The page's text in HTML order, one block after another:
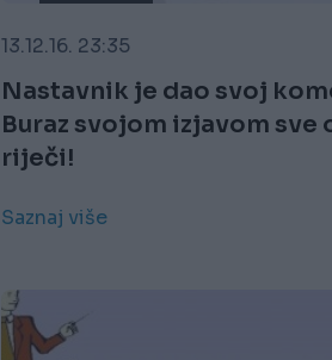
13.12.16. 23:35
Nastavnik je dao svoj
Buraz svojom izjavom sve
riječi!
Saznaj više